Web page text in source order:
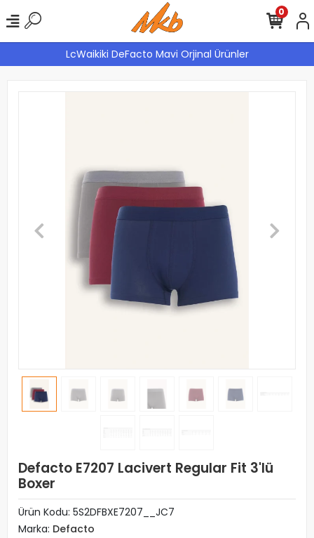
LcWaikiki DeFacto Mavi Orjinal Ürünler
0
Defacto E7207 Lacivert Regular Fit 3'lü
Boxer
Ürün Kodu: 5S2DFBXE7207__JC7
Marka: Defacto